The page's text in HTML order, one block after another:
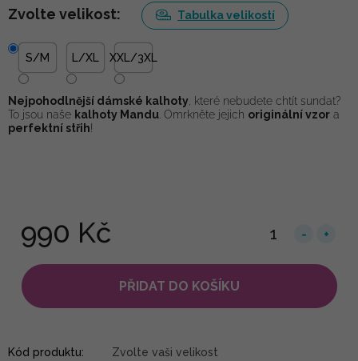
990 Kč
PŘIDAT DO KOŠÍKU
Zvolte velikost: Tabulka velikostí
S/M L/XL XXL/3XL
Nejpohodlnější dámské kalhoty , které nebudete chtít sundat?
To jsou naše kalhoty Mandu . Omrkněte jejich originální vzor a
perfektní střih!
Kód produktu:
Zvolte vaši velikost